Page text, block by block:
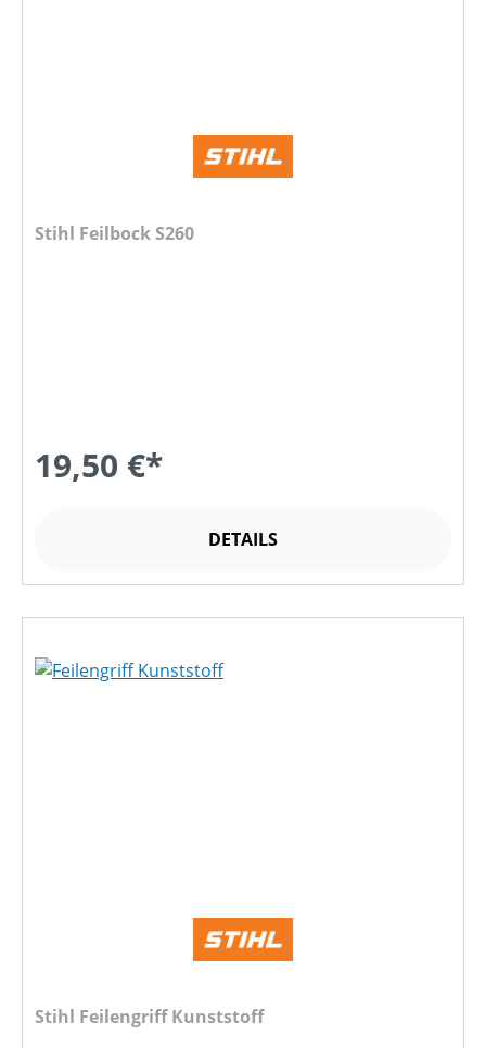
Stihl Feilbock S260
19,50 €*
DETAILS
Stihl Feilengriff Kunststoff